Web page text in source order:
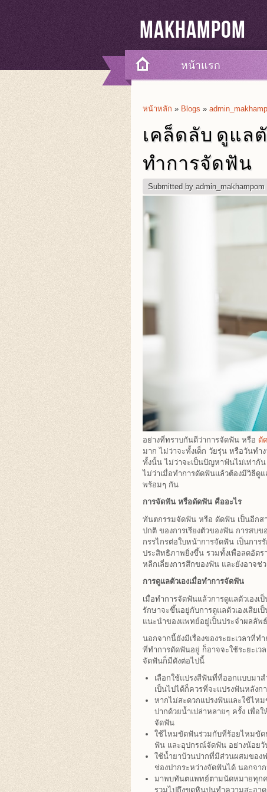
Makhampom
หน้าแรก
You Are Here
หน้าหลัก » Blogs »
เคล็ดลับ ดูแลตั
ทำการจัดฟัน
Submitted by admin_makhampom
อย่างที่ทราบกันดีว่าการจัดฟัน หรือ ดั
มาก ไม่ว่าจะทั้งเด็ก วัยรุ่น หรือวันท
ทั้งนั้น ไม่ว่าจะเป็นปัญหาฟันไม่เท่ากั
ไม่ว่าเมื่อทำการดัดฟันแล้วต้องมีวิธีดู
พร้อมๆ กัน
การจัดฟัน หรือดัดฟัน คืออะไร
ทันตกรรมจัดฟัน หรือ ดัดฟัน เป็นอีกส
ปกติ ของการเรียงตัวของฟัน การส
กรรไกรต่อใบหน้าการจัดฟัน เป็นการ
ประสิทธิภาพยิ่งขึ้น รวมทั้งเพื่อลดอัตร
หลีกเลี่ยงการสึกของฟัน และยังอาจช่
การดูแลตัวเองเมื่อทำการจัดฟัน
เมื่อทำการจัดฟันแล้วการดูแลตัวเอง
รักษาจะขึ้นอยู่กับการดูแลตัวเองเสีย
แนะนำของแพทย์อยู่เป็นประจำผลลัพ
นอกจากนี้ยังมีเรื่องของระยะเวลาที่
ที่ทำการดัดฟันอยู่ ก็อาจจะใช้ระยะเว
จัดฟันก็มีดังต่อไปนี้
เลือกใช้แปรงสีฟันที่ที่ออกแบบมา
เป็นไปได้ก็ควรที่จะแปรงฟันหลังก
หากไม่สะดวกแปรงฟันและใช้ไห
ปากด้วยน้ำเปล่าหลายๆ ครั้ง เพื่อ
จัดฟัน
ใช้ไหมขัดฟันร่วมกับที่ร้อยไหมขัด
ฟัน และอุปกรณ์จัดฟัน อย่างน้อยวั
ใช้น้ำยาบ้วนปากที่มีส่วนผสมของ
ช่องปากระหว่างจัดฟันได้ นอกจา
มาพบทันตแพทย์ตามนัดหมายทุก
รวมไปถึงขูดหินปูนทำความสะอา